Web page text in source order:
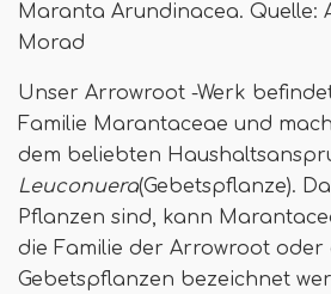
Maranta Arundinacea. Quelle:
Morad
Unser Arrowroot -Werk
Familie Marantaceae und
dem beliebten
Leuconuera(Gebetspflanze).
Pflanzen sind, kann
die Familie der Arrowroot oder
Gebetspflanzen bezeichnet